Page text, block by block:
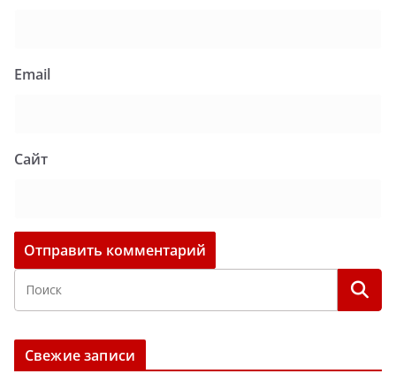
Email
Сайт
Свежие записи